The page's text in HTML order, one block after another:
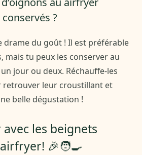
?
drame du goût ! Il est préférable
mais tu peux les conserver au
jour ou deux. Réchauffe-les
retrouver leur croustillant et
belle dégustation !
les beignets
🎉🧑‍🍳